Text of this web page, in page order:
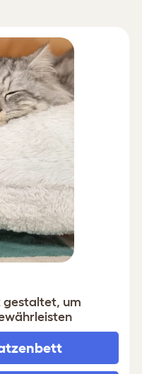
gestaltet, um